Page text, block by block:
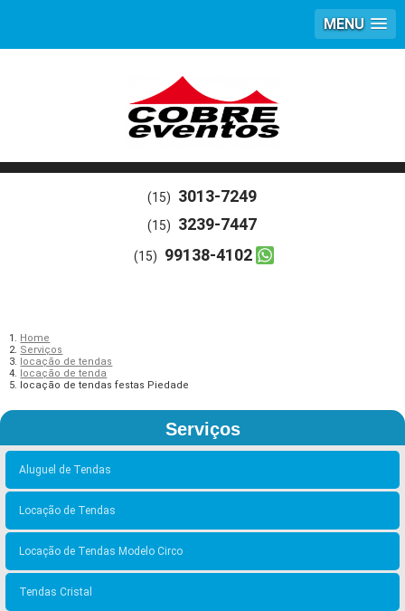
MENU
(15) 3013-7249
(15) 3239-7447
(15) 99138-4102
Home
Serviços
locação de tendas
locação de tenda
locação de tendas festas Piedade
Serviços
Aluguel de Tendas
Locação de Tendas
Locação de Tendas Modelo Circo
Tendas Cristal